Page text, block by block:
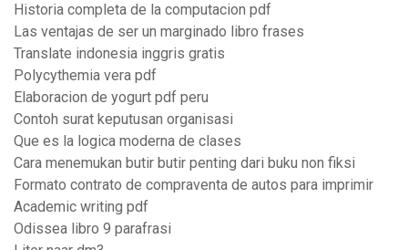
Historia completa de la computacion pdf
Las ventajas de ser un marginado libro frases
Translate indonesia inggris gratis
Polycythemia vera pdf
Elaboracion de yogurt pdf peru
Contoh surat keputusan organisasi
Que es la logica moderna de clases
Cara menemukan butir butir penting dari buku non fiksi
Formato contrato de compraventa de autos para imprimir
Academic writing pdf
Odissea libro 9 parafrasi